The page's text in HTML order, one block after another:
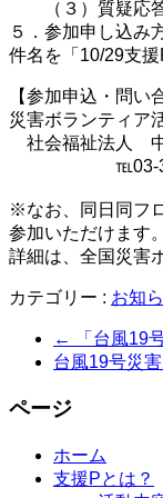
（３）質疑応
５．参加申し込み
件名を「10/29支
【参加申込・問い
災害ボランティア
社会福祉法人
℡03-3581-
※なお、同日同フ
参加いただけます。
詳細は、全国災害
カテゴリー : お知
←
「台風19
台風19号災
ページ
ホーム
支援Pとは？